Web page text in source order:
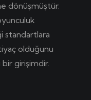
dönüşmüştür.
standartlara
olduğunu
bir girişimdir.